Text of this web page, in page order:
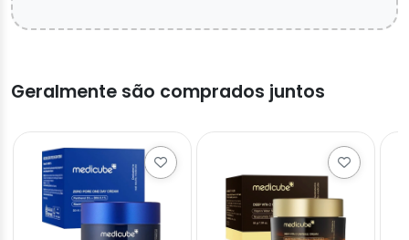
Geralmente são comprados juntos